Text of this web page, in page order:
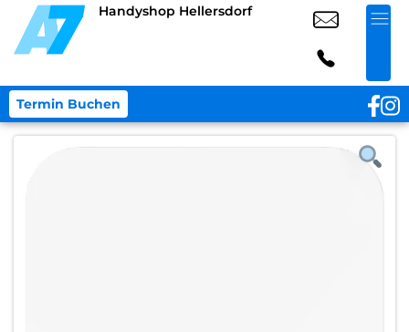
Handyshop Hellersdorf
Termin Buchen